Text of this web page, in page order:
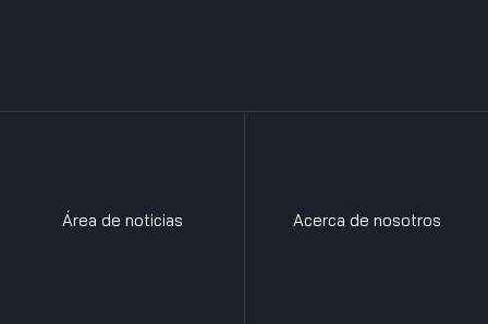
Área de noticias Acerca de nosotros